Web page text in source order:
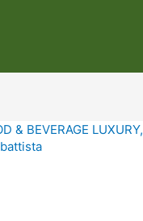
& BEVERAGE LUXURY,